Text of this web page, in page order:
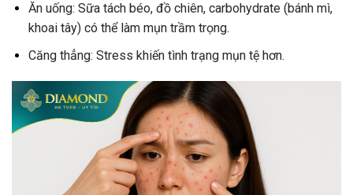
Ăn uống: Sữa tách béo, đồ chiên, carbohydrate (bánh mì,
khoai tây) có thể làm mụn trầm trọng.
Căng thẳng: Stress khiến tình trạng mụn tệ hơn.